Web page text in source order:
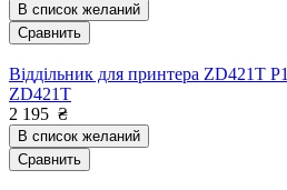
В список желаний
Сравнить
Віддільник для принтера ZD421T
ZD421T
2 195 ₴
В список желаний
Сравнить